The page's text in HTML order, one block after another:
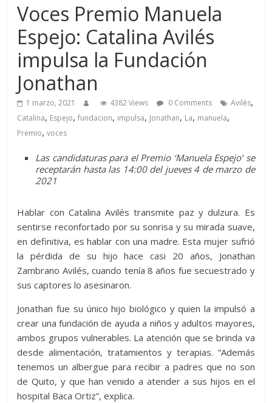
Voces Premio Manuela
Espejo: Catalina Avilés
impulsa la Fundación
Jonathan
1 marzo, 2021 4382 Views 0 Comments Avilés,
Catalina, Espejo,fundacion, impulsa, Jonathan, La, manuela,
Premio,voces
Las candidaturas para el Premio ‘Manuela Espejo’ se
receptarán hasta las 14:00 del jueves 4 de marzo de
2021
Hablar con Catalina Avilés transmite paz y dulzura. Es
sentirse reconfortado por su sonrisa y su mirada suave,
en definitiva, es hablar con una madre. Esta mujer sufrió
la pérdida de su hijo hace casi 20 años, Jonathan
Zambrano Avilés, cuando tenía 8 años fue secuestrado y
sus captores lo asesinaron.
Jonathan fue su único hijo biológico y quien la impulsó a
crear una fundación de ayuda a niños y adultos mayores,
ambos grupos vulnerables. La atención que se brinda va
desde alimentación, tratamientos y terapias. “Además
tenemos un albergue para recibir a padres que no son
de Quito, y que han venido a atender a sus hijos en el
hospital Baca Ortiz”, explica.